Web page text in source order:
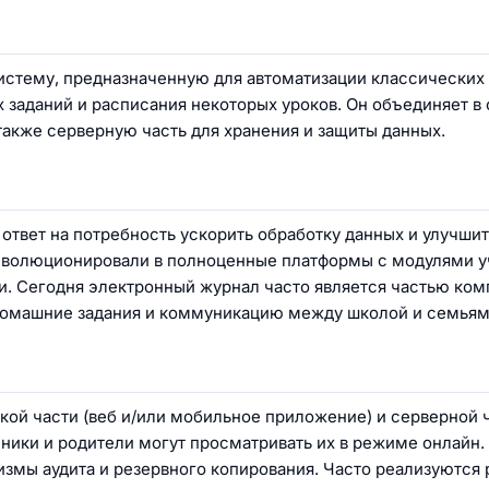
предназначенную для автоматизации
и расписания некоторых уроков. Он объединяет в
серверную часть для хранения и защиты данных.
на потребность ускорить обработку данных и
в полноценные платформы с модулями
электронный журнал часто является частью
задания и коммуникацию между школой и
части (веб и/или мобильное приложение) и серверной
и родители могут просматривать их в режиме
аудита и резервного копирования. Часто реализуются